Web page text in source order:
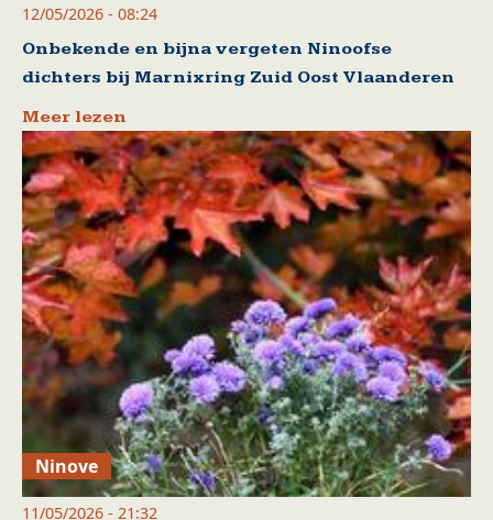
12/05/2026 - 08:24
Onbekende en bijna vergeten Ninoofse
dichters bij Marnixring Zuid Oost Vlaanderen
Meer lezen
Ninove
11/05/2026 - 21:32